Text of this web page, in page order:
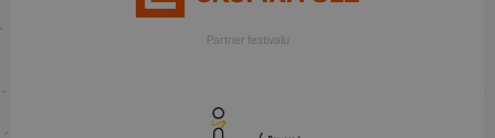
Partner festivalu